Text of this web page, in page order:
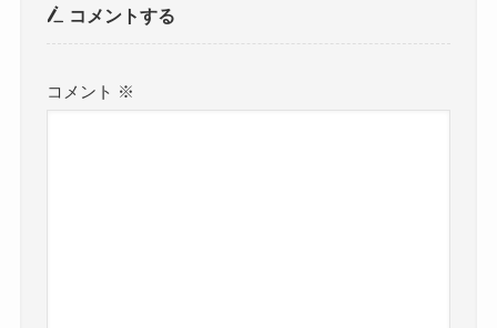
コメントする
コメント ※